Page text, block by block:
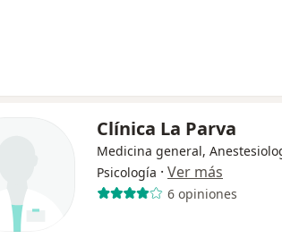
Clínica La Parva
Medicina general,
Psicología · Ver más
6 opiniones